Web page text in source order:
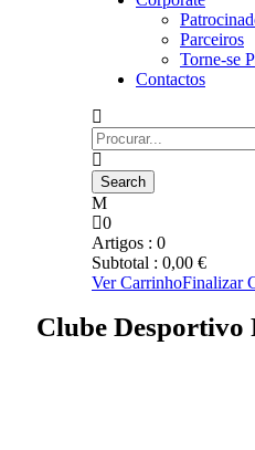
Parceiros
Torne-se
Contactos
0
Artigos : 0
Subtotal : 0,00 €
Ver CarrinhoFinalizar
Clube Desportivo